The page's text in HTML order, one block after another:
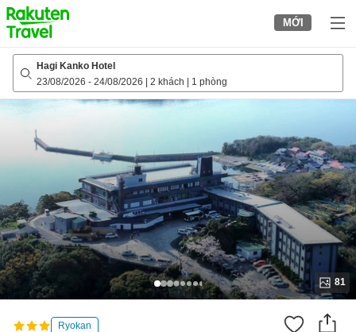
to
top
page
MỚI
Hagi Kanko Hotel
23/08/2026 - 24/08/2026 2 khách 1 phòng
81
Ryokan